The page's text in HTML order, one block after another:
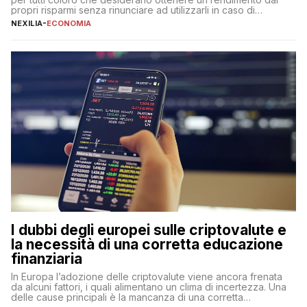
propri risparmi senza rinunciare ad utilizzarli in caso di
necessità. A differenza delle forme vincolate tradizionali,
flessibilità e rendimento. Come funzionano […]
NEXILIA-ECONOMIA
I dubbi degli europei sulle criptovalute e
la necessità di una corretta educazione
finanziaria
In Europa l’adozione delle criptovalute viene ancora frenata
da alcuni fattori, i quali alimentano un clima di incertezza. Una
delle cause principali è la mancanza di una corretta